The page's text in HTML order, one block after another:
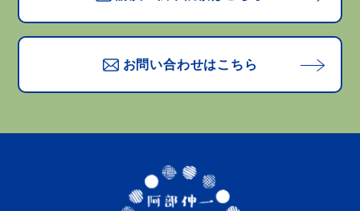
お問い合わせはこちら